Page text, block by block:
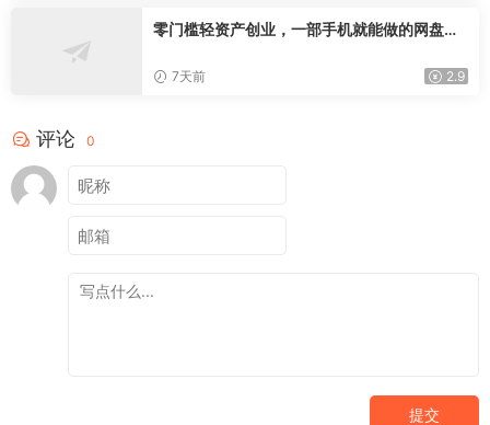
零门槛轻资产创业，一部手机就能做的网盘拉
7天前 2.9
评论 0
提交